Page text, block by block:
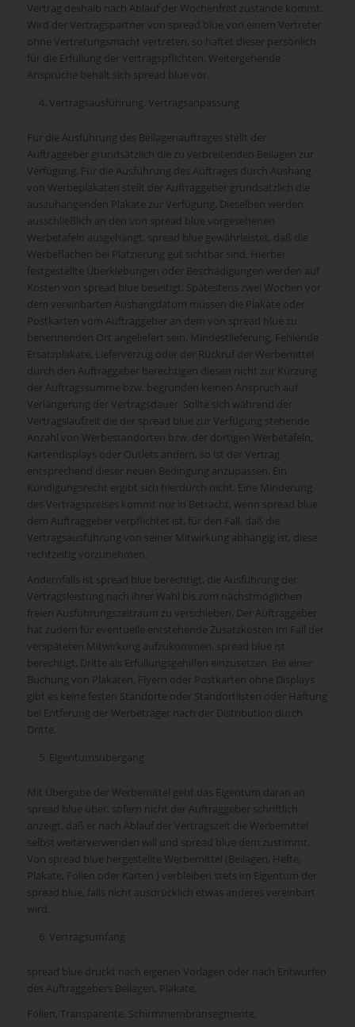
Vertrag deshalb nach Ablauf der Wochenfrist zustande kommt.
Wird der Vertragspartner von spread blue von einem Vertreter
ohne Vertretungsmacht vertreten, so haftet dieser persönlich
für die Erfüllung der Vertragspflichten. Weitergehende
Ansprüche behält sich spread blue vor.
Vertragsausführung. Vertragsanpassung
Für die Ausführung des Beilagenauftrages stellt der
Auftraggeber grundsätzlich die zu verbreitenden Beilagen zur
Verfügung. Für die Ausführung des Auftrages durch Aushang
von Werbeplakaten stellt der Auftraggeber grundsätzlich die
auszuhängenden Plakate zur Verfügung. Dieselben werden
ausschließlich an den von spread blue vorgesehenen
Werbetafeln ausgehängt. spread blue gewährleistet, daß die
Werbeflächen bei Platzierung gut sichtbar sind. Hierbei
festgestellte Überklebungen oder Beschädigungen werden auf
Kosten von spread blue beseitigt. Spätestens zwei Wochen vor
dem vereinbarten Aushangdatum müssen die Plakate oder
Postkarten vom Auftraggeber an dem von spread blue zu
benennenden Ort angeliefert sein. Mindestlieferung, Fehlende
Ersatzplakate, Lieferverzug oder der Rückruf der Werbemittel
durch den Auftraggeber berechtigen diesen nicht zur Kürzung
der Auftragssumme bzw. begründen keinen Anspruch auf
Verlängerung der Vertragsdauer. Sollte sich während der
Vertragslaufzeit die der spread blue zur Verfügung stehende
Anzahl von Werbestandorten bzw. der dortigen Werbetafeln,
Kartendisplays oder Outlets ändern, so ist der Vertrag
entsprechend dieser neuen Bedingung anzupassen. Ein
Kündigungsrecht ergibt sich hierdurch nicht. Eine Minderung
des Vertragspreises kommt nur in Betracht, wenn spread blue
dem Auftraggeber verpflichtet ist, für den Fall, daß die
Vertragsausführung von seiner Mitwirkung abhängig ist, diese
rechtzeitig vorzunehmen.
Andernfalls ist spread blue berechtigt, die Ausführung der
Vertragsleistung nach ihrer Wahl bis zum nächstmöglichen
freien Ausführungszeitraum zu verschieben. Der Auftraggeber
hat zudem für eventuelle entstehende Zusatzkosten im Fall der
verspäteten Mitwirkung aufzukommen. spread blue ist
berechtigt, Dritte als Erfüllungsgehilfen einzusetzen. Bei einer
Buchung von Plakaten, Flyern oder Postkarten ohne Displays
gibt es keine festen Standorte oder Standortlisten oder Haftung
bei Entferung der Werbeträger nach der Distribution durch
Dritte.
Eigentumsübergang
Mit Übergabe der Werbemittel geht das Eigentum daran an
spread blue über, sofern nicht der Auftraggeber schriftlich
anzeigt, daß er nach Ablauf der Vertragszeit die Werbemittel
selbst weiterverwenden will und spread blue dem zustimmt.
Von spread blue hergestellte Werbemittel (Beilagen, Hefte,
Plakate, Folien oder Karten ) verbleiben stets im Eigentum der
spread blue, falls nicht ausdrücklich etwas anderes vereinbart
wird.
Vertragsumfang
spread blue druckt nach eigenen Vorlagen oder nach Entwürfen
des Auftraggebers Beilagen, Plakate,
Folien, Transparente, Schirmmembransegmente,